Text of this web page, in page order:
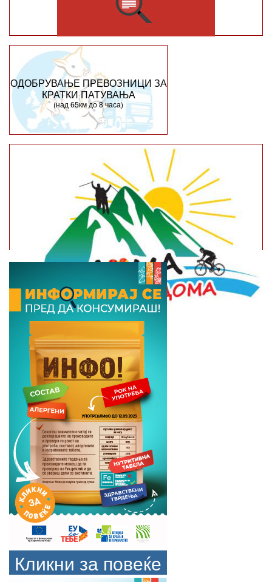
ОДОБРУВАЊЕ ПРЕВОЗНИЦИ ЗА
КРАТКИ ПАТУВАЊА
(над 65км до 8 часа)
Кликни за повеќе